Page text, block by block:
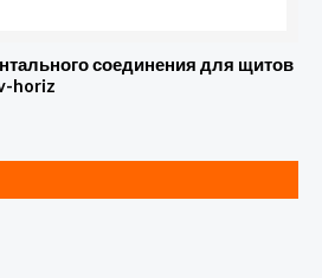
соединения для щитов
horiz